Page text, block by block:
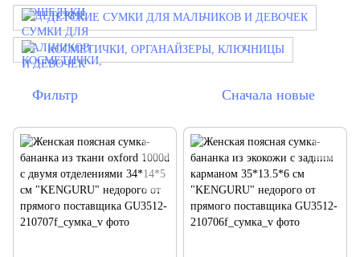
ДЕТСКИЕ СУМКИ ДЛЯ МАЛЬЧИКОВ И ДЕВОЧЕК
КОСМЕТИЧКИ, ОРГАНАЙЗЕРЫ, КЛЮЧНИЦЫ
Фильтр Сначала новые